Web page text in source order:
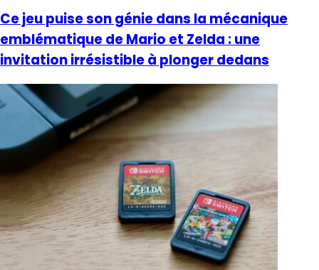
Ce jeu puise son génie dans la mécanique
emblématique de Mario et Zelda : une
invitation irrésistible à plonger dedans